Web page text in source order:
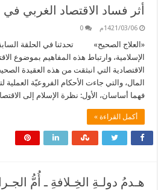
أثر فساد الاقتصاد الغربي في
1421/03/06م 0
«العلاج الصحيح» تحدثنا في الحلقة
الإسلامية، وارتباط هذه المفاهيم بموضوع
الاقتصادية التي انبثقت من هذه العقيدة
المال، والتي جاءت الأحكام الفروعيّة العملية
فهما أساسان، الأول: نظرة الإسلام إلى
أكمل القراءة »
هـدمُ دولـةِ الخِـلافةِ ـ أُمُّ